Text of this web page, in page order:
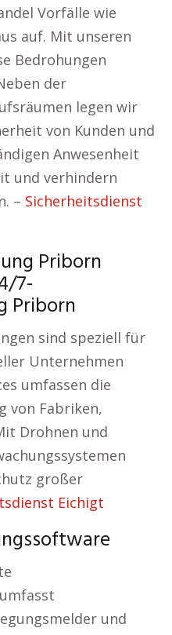
Vorfälle wie
auf. Mit unseren
Bedrohungen
der
legen wir
von Kunden und
Anwesenheit
und verhindern
– Sicherheitsdienst
Priborn
7-
Priborn
sind speziell für
Unternehmen
umfassen die
von Fabriken,
Drohnen und
großer
Eichigt
und